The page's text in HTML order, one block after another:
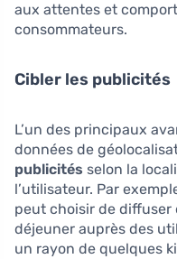
aux attentes et
consommateurs.
Cibler les publicités
L’un des principaux
données de
publicités selon la
l’utilisateur. Par
peut choisir de diffuser
déjeuner auprès des
un rayon de quelques